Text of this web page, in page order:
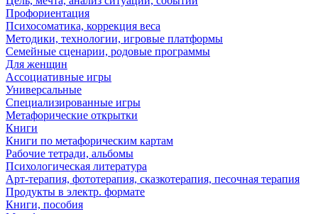
Профориентация
Психосоматика, коррекция веса
Методики, технологии, игровые платформы
Семейные сценарии, родовые программы
Для женщин
Ассоциативные игры
Универсальные
Специализированные игры
Метафорические открытки
Книги
Книги по метафорическим картам
Рабочие тетради, альбомы
Психологическая литература
Арт-терапия, фототерапия, сказкотерапия, песочная терапия
Продукты в электр. формате
Книги, пособия